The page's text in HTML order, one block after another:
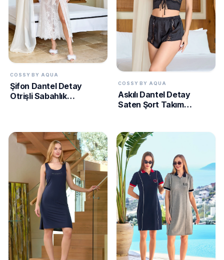
COSSY BY AQUA
Şifon Dantel Detay
Otrişli Sabahlık
COSSY BY AQUA
Askılı Dantel Detay
Saten Şort Takım